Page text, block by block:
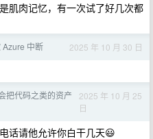
肌肉记忆，有一次试了好几次都
Azure 中断 2025 年 10 月 30 日
把代码之类的资产
2025 年 10 月 25
日
话请他允许你白干几天😃